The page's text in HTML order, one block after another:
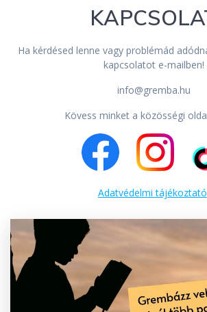
Ha kérdésed lenne vagy problémád
kapcsolatot e-mailben!
info@gremba.hu
Kövess minket a közösségi
Adatvédelmi tájékoztató